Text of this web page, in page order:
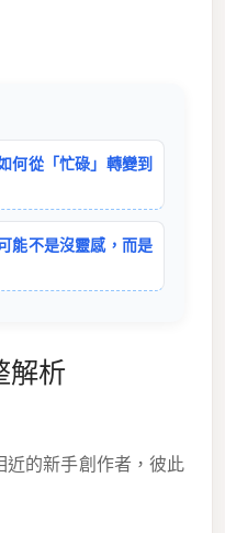
何從「忙碌」轉變到
能不是沒靈感，而是
解析
近的新手創作者，彼此